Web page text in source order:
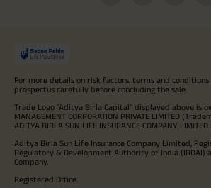
For more details on risk factors, terms and conditions
prospectus carefully before concluding the sale.
Trade Logo "Aditya Birla Capital" displayed above is
MANAGEMENT CORPORATION PRIVATE LIMITED
ADITYA BIRLA SUN LIFE INSURANCE COMPANY
Aditya Birla Sun Life Insurance Company Limited,
Regulatory & Development Authority of India (IRDAI)
Company.
Registered Office: